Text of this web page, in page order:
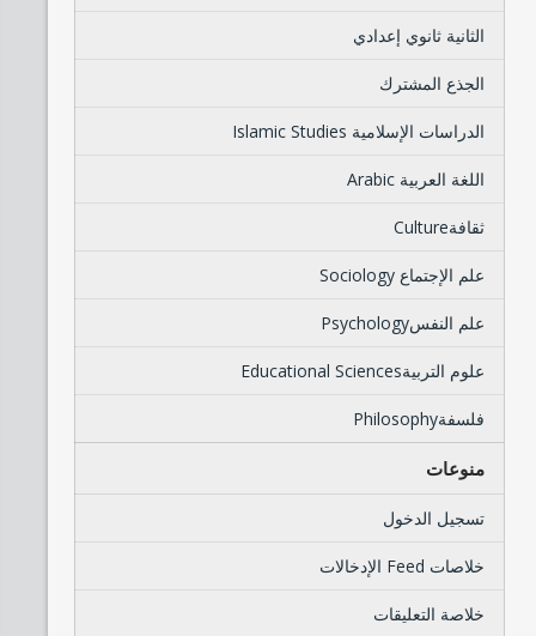
الثانية ثانوي إعدادي
الجذع المشترك
الدراسات الإسلامية Islamic Studies
اللغة العربية Arabic
ثقافةCulture
علم الإجتماع Sociology
علم النفسPsychology
علوم التربيةEducational Sciences
فلسفةPhilosophy
منوعات
تسجيل الدخول
خلاصات Feed الإدخالات
خلاصة التعليقات